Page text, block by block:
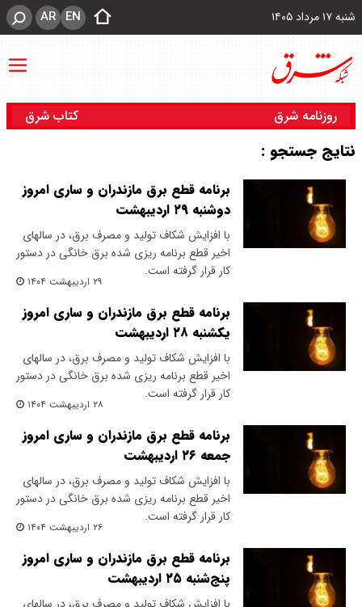
شنبه ۱۷ مرداد ۱۴۰۵ EN
AR
روزنامه شرق کتاب شرق
نتایج جستجو :
برنامه قطع برق مازندران و ساری امروز
دوشنبه ۲۹ اردیبهشت
با افزایش شکاف تولید و مصرف برق، در سالهای
اخیر قطع برنامه ریزی شده برق خانگی در دستور
کار قرار گرفته است.
۲۹ اردیبهشت ۱۴۰۴
برنامه قطع برق مازندران و ساری امروز
یکشنبه ۲۸ اردیبهشت
با افزایش شکاف تولید و مصرف برق، در سالهای
اخیر قطع برنامه ریزی شده برق خانگی در دستور
کار قرار گرفته است.
۲۸ اردیبهشت ۱۴۰۴
برنامه قطع برق مازندران و ساری امروز
جمعه ۲۶ اردیبهشت
با افزایش شکاف تولید و مصرف برق، در سالهای
اخیر قطع برنامه ریزی شده برق خانگی در دستور
کار قرار گرفته است.
۲۶ اردیبهشت ۱۴۰۴
برنامه قطع برق مازندران و ساری امروز
پنج‌شنبه ۲۵ اردیبهشت